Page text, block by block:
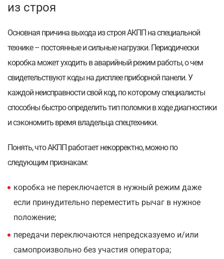
из строя
Основная причина выхода из строя АКПП на специальной
технике – постоянные и сильные нагрузки. Периодически
коробка может уходить в аварийный режим работы, о чем
свидетельствуют коды на дисплее приборной панели. У
каждой неисправности свой код, по которому специалисты
способны быстро определить тип поломки в ходе диагностики
и сэкономить время владельца спецтехники.
Понять, что АКПП работает некорректно, можно по
следующим признакам:
коробка не переключается в нужный режим даже
если принудительно переместить рычаг в нужное
положение;
передачи переключаются непредсказуемо и/или
самопроизвольно без участия оператора;